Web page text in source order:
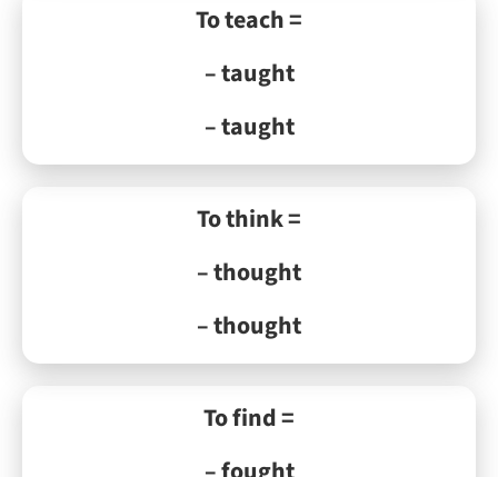
To teach =
– taught
– taught
To think =
– thought
– thought
To find =